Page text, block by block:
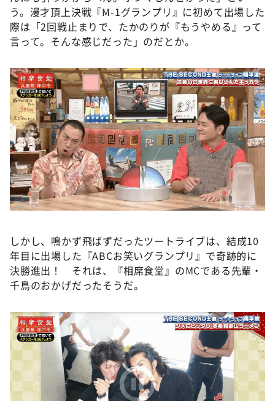
う。漫才頂上決戦『M-1グランプリ』に初めて出場した
際は「2回戦止まりで、たかのりが『もうやめる』って
言って。そんな感じだった」のだとか。
しかし、鳴かず飛ばずだったツートライブは、結成10
年目に出場した『ABCお笑いグランプリ』で奇跡的に
決勝進出！ それは、『相席食堂』のMCである先輩・
千鳥のおかげだったそうだ。